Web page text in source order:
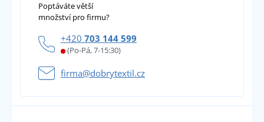
Poptáváte větší
množství pro firmu?
+420 703 144 599
(Po-Pá, 7-15:30)
firma@dobrytextil.cz